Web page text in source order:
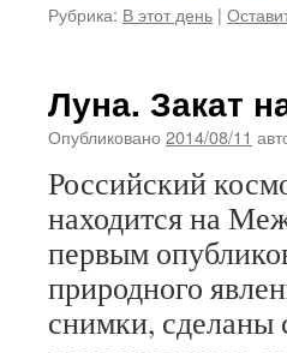
Рубрика: В этот день |
Луна. Закат
Опубликовано 2014/08/11
Российский
находится на
первым
природного
снимки, сделаны